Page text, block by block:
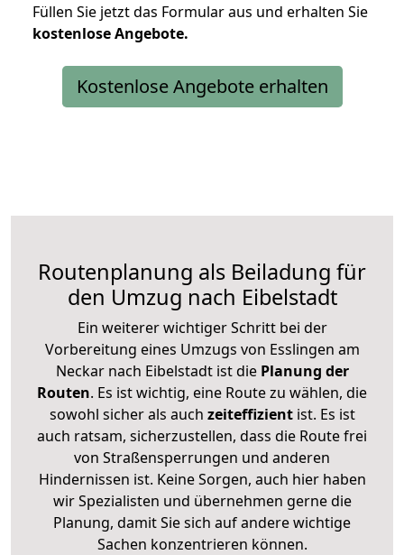
Füllen Sie jetzt das Formular aus und erhalten Sie
kostenloseAngebote.
Kostenlose Angebote erhalten
Routenplanung als Beiladung für
den Umzug nach Eibelstadt
Ein weiterer wichtiger Schritt bei der
Vorbereitung eines Umzugs von Esslingen am
Neckar nach Eibelstadt ist diePlanung der
Routen. Es ist wichtig, eine Route zu wählen, die
sowohl sicher als auch zeiteffizientist. Es ist
auch ratsam, sicherzustellen, dass die Route frei
von Straßensperrungen und anderen
Hindernissen ist. Keine Sorgen, auch hier haben
wir Spezialisten und übernehmen gerne die
Planung, damit Sie sich auf andere wichtige
Sachen konzentrieren können.